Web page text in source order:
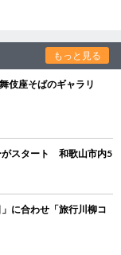
もっと見る
伎座そばのギャラリ
がスタート 和歌山市内5
に合わせ「旅行川柳コ